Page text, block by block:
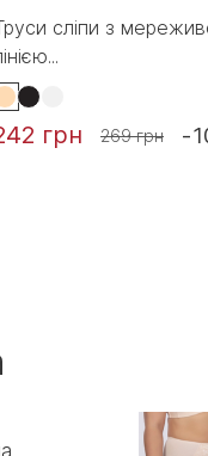
сліпи з
грн 269 грн -